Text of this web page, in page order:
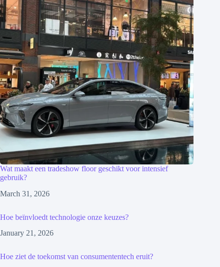
Wat maakt een tradeshow floor geschikt voor intensief
gebruik?
March 31, 2026
Hoe beïnvloedt technologie onze keuzes?
January 21, 2026
Hoe ziet de toekomst van consumententech eruit?